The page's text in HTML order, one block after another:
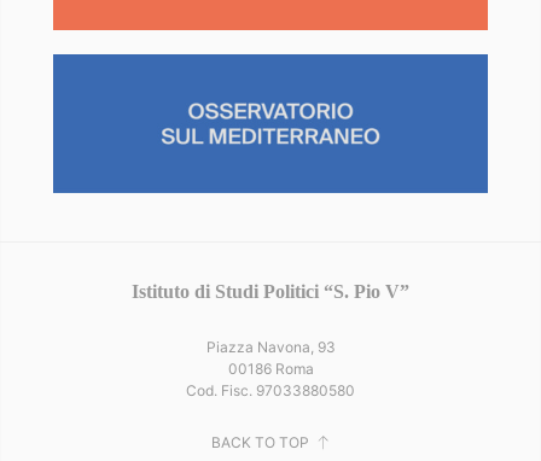
Istituto di Studi Politici “S. Pio V”
Piazza Navona, 93
00186 Roma
Cod. Fisc. 97033880580
BACK TO TOP